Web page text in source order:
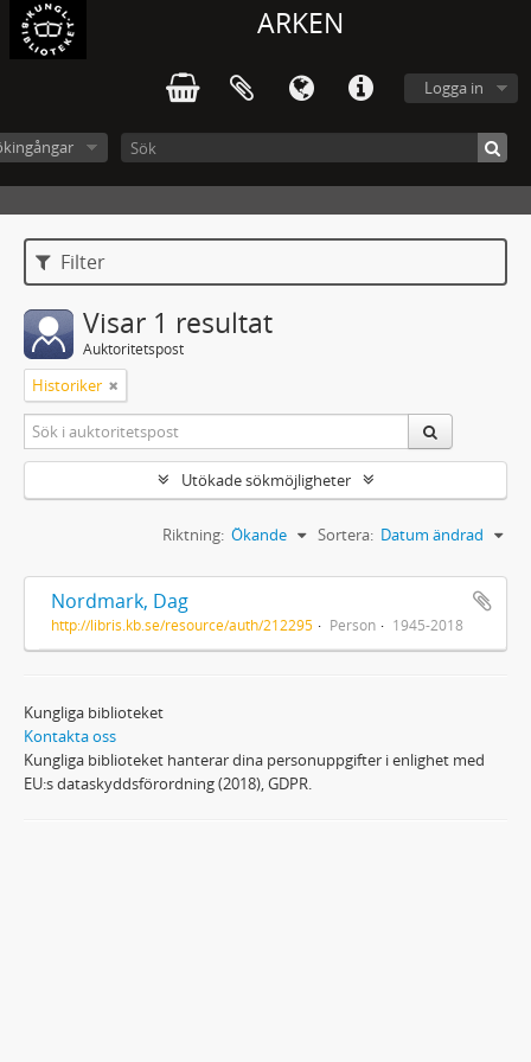
ARKEN
Logga in
Filter
Visar 1 resultat
Auktoritetspost
Historiker
Utökade sökmöjligheter
Sortera: Datum ändrad
Riktning: Ökande
Nordmark, Dag
http://libris.kb.se/resource/auth/212295 Person 1945-2018
Kungliga biblioteket
Kontakta oss
Kungliga biblioteket hanterar dina personuppgifter i enlighet med
EU:s dataskyddsförordning (2018), GDPR.